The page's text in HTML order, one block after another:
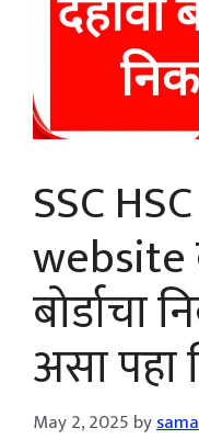
SSC
website
बोर्डाचा
असा पहा
May 2, 2025 by